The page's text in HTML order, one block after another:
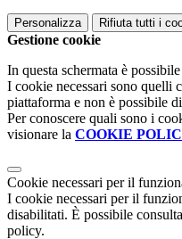
Personalizza Rifiuta tutti i
Gestione cookie
In questa schermata è
I cookie necessari sono quelli
piattaforma e non è possibile
Per conoscere quali sono i
visionare la COOKIE
Cookie necessari per il
I cookie necessari per il
disabilitati. È possibile
policy.